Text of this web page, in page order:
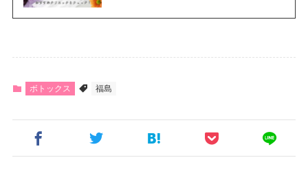
ボトックス 福島